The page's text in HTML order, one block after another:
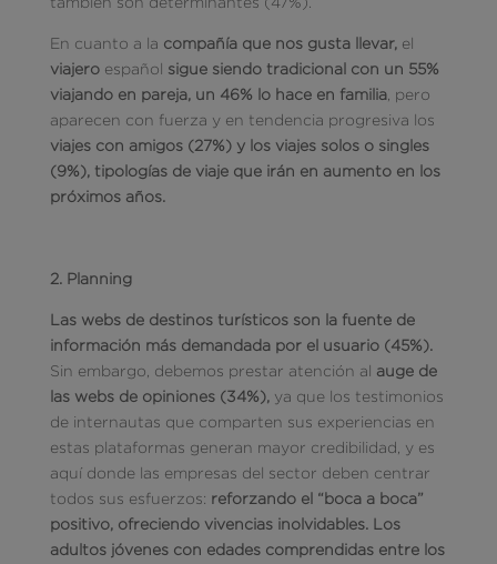
En cuanto a la compañía que nos gusta llevar, el
viajero español sigue siendo tradicional con un 55%
viajando en pareja, un 46% lo hace en familia, pero
aparecen con fuerza y en tendencia progresiva los
viajes con amigos (27%) y los viajes solos o singles
(9%), tipologías de viaje que irán en aumento en los
próximos años.
2. Planning
Las webs de destinos turísticos son la fuente de
información más demandada por el usuario (45%).
Sin embargo, debemos prestar atención al auge de
las webs de opiniones (34%), ya que los testimonios
de internautas que comparten sus experiencias en
estas plataformas generan mayor credibilidad, y es
aquí donde las empresas del sector deben centrar
todos sus esfuerzos: reforzando el “boca a boca”
positivo, ofreciendo vivencias inolvidables. Los
adultos jóvenes con edades comprendidas entre los